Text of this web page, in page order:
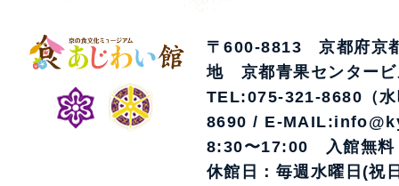
〒600-8813 京都府京
地 京都青果センタービ
TEL:075-321-8680（
8690 / E-
8:30〜17:00 入館無料
休館日：毎週水曜日(祝